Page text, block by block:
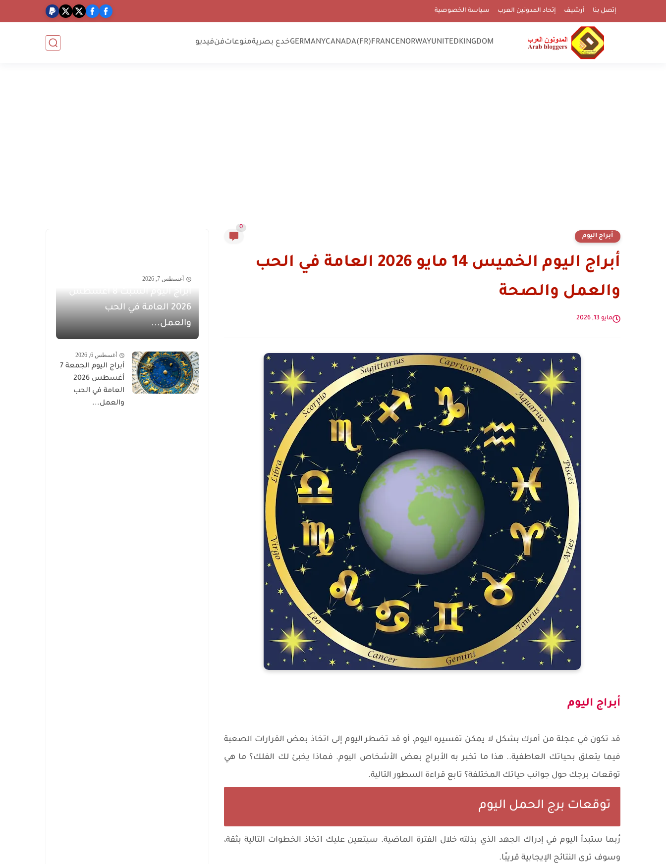
إتصل بنا أرشيف إتحاد المدونين العرب سياسة الخصوصية
UNITEDKINGDOM
NORWAY
FRANCE
CANADA(FR)
GERMANYخدع بصريةمنوعاتفنفيديو
أبراج اليوم
0
أبراج اليوم الخميس 14 مايو 2026 العامة في الحب
والعمل والصحة
مايو 13, 2026
أبراج اليوم
قد تكون في عجلة من أمرك بشكل لا يمكن تفسيره اليوم، أو قد تضطر اليوم إلى اتخاذ بعض القرارات الصعبة
فيما يتعلق بحياتك العاطفية.. هذا ما تخبر به الأبراج بعض الأشخاص اليوم. فماذا يخبئ لك الفلك؟ ما هي
توقعات برجك حول جوانب حياتك المختلفة؟ تابع قراءة السطور التالية.
توقعات برج الحمل اليوم
رُبما ستبدأ اليوم في إدراك الجهد الذي بذلته خلال الفترة الماضية. سيتعين عليك اتخاذ الخطوات التالية بثقة،
وسوف ترى النتائج الإيجابية قريبًا.
أغسطس 7, 2026
أبراج اليوم السبت 8 أغسطس
2026 العامة في الحب
والعمل...
أغسطس 6, 2026
أبراج اليوم الجمعة 7
أغسطس 2026
العامة في الحب
والعمل...